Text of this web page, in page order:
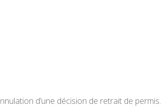
d’une décision de retrait de permis.